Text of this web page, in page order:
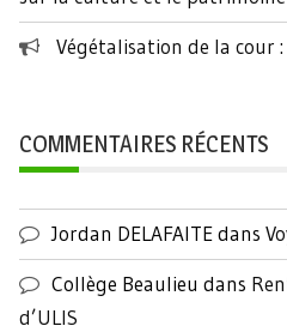
Végétalisation de la cour
COMMENTAIRES RÉCENTS
Jordan DELAFAITEdans
Collège Beaulieu dans
d’ULIS